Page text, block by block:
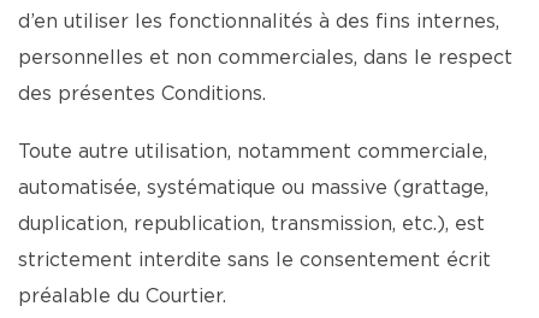
d’en utiliser les fonctionnalités à des fins internes,
personnelles et non commerciales, dans le respect
des présentes Conditions.
Toute autre utilisation, notamment commerciale,
automatisée, systématique ou massive (grattage,
duplication, republication, transmission, etc.), est
strictement interdite sans le consentement écrit
préalable du Courtier.